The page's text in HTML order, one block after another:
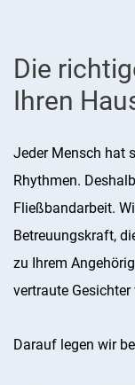
Die
Ihren
Jeder Mensch hat
Rhythmen.
Fließbandarbeit.
Betreuungskraft,
zu Ihrem
vertraute Gesichter
Darauf legen wir